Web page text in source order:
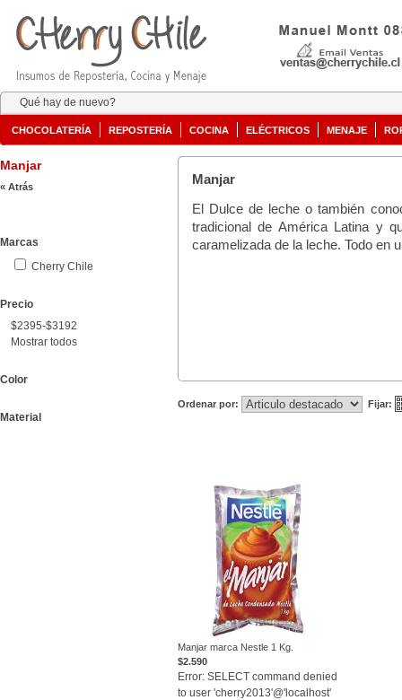
Qué hay de nuevo?
CHOCOLATERÍA REPOSTERÍA COCINA ELÉCTRICOS MENAJE
Manjar
« Atrás
Marcas
Cherry Chile
Precio
$2395-$3192
Mostrar todos
Color
Material
Manjar
El Dulce de leche o también
tradicional de América Latina y
caramelizada de la leche. Todo en
Ordenar por: Fijar:
VER
Manjar marca Nestle 1 Kg.
$2.590
Error: SELECT command denied
to user 'cherry2013'@'localhost'